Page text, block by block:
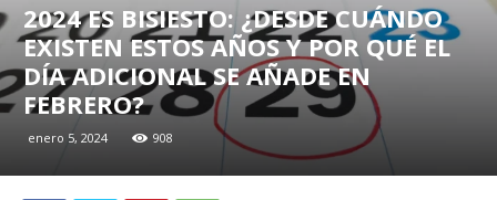
2024 ES BISIESTO: ¿DESDE CUÁNDO
EXISTEN ESTOS AÑOS Y POR QUÉ EL
DÍA ADICIONAL SE AÑADE EN
FEBRERO?
enero 5, 2024 908